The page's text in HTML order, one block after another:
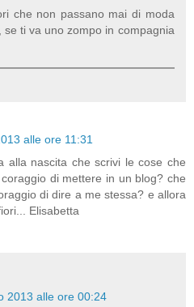
che non passano mai di moda
se ti va uno zompo in compagnia
alle ore 11:31
alla nascita che scrivi le cose che
di mettere in un blog? che
di dire a me stessa? e allora
Elisabetta
2013 alle ore 00:24